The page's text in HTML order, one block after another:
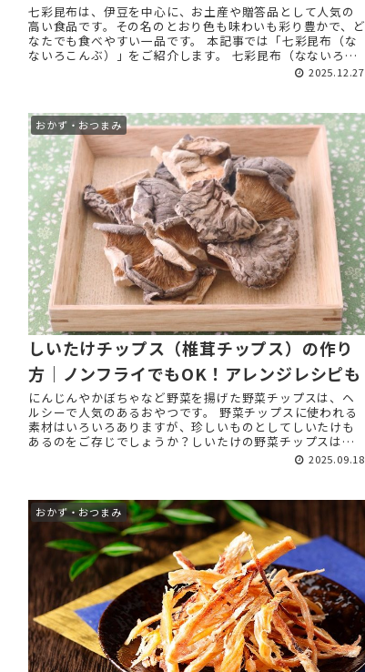
七彩昆布は、伊豆を中心に、お土産や贈答品として人気の
高い食品です。その名のとおり色も味わいも彩り豊かで、ど
なたでも食べやすい一品です。 本記事では「七彩昆布（な
ないろこんぶ）」をご紹介します。 七彩昆布（なないろこ
2025.12.27
おかず・おつまみ
しいたけチップス（椎茸チップス）の作り
方｜ノンフライでもOK！アレンジレシピも
にんじんやかぼちゃなど野菜を揚げた野菜チップスは、ヘ
ルシーで人気のあるおやつです。 野菜チップスに使われる
素材はいろいろありますが、珍しいものとしてしいたけも
あるのをご存じでしょうか？しいたけの野菜チップスは、
2025.09.18
おかず・おつまみ